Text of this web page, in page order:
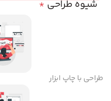
*شیوه طراحی
طراحی با چاپ ابزار